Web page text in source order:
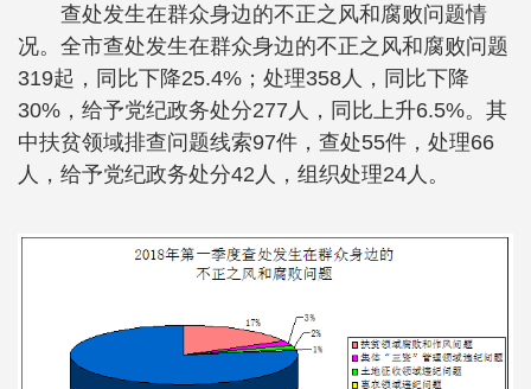
查处发生在群众身边的不正之风和腐败问题情
况。全市查处发生在群众身边的不正之风和腐败问题
319起，同比下降25.4%；处理358人，同比下降
30%，给予党纪政务处分277人，同比上升6.5%。其
中扶贫领域排查问题线索97件，查处55件，处理66
人，给予党纪政务处分42人，组织处理24人。